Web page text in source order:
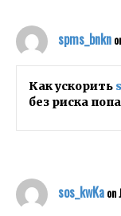
spms_bnkn
Как ускорить
без риска
sos_kwKaon